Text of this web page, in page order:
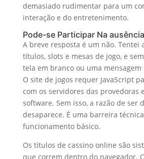
demasiado rudimentar para um
interação e do entretenimento.
Pode-se Participar Na
A breve resposta é um não. Tentei
títulos, slots e mesas de jogo, e
tela em branco ou uma
O site de jogos requer JavaScript
com os servidores das provedoras
software. Sem isso, a razão de ser
desaparece. É uma barreira
funcionamento básico.
Os títulos de cassino online são
que correm dentro do navegador.